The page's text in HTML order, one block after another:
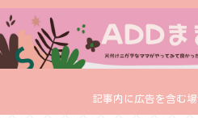
記事内に広告を含む場